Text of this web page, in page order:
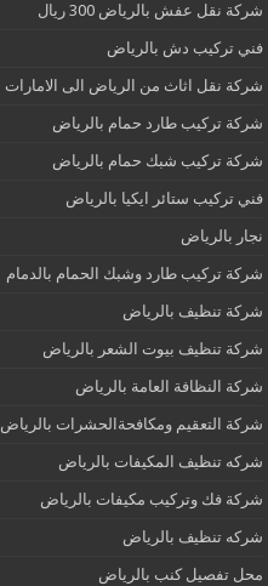
شركة نقل عفش بالرياض 300 ريال
فني تركيب دش بالرياض
شركة نقل اثاث من الرياض الى الامارات
شركة تركيب طارد حمام بالرياض
شركة تركيب شبك حمام بالرياض
فني تركيب ستائر ايكيا بالرياض
نجار بالرياض
شركة تركيب طارد وشبك الحمام بالدمام
شركة تنظيف بالرياض
شركة تنظيف بيوت الشعر بالرياض
شركة النظافة العامة بالرياض
شركة التعقيم ومكافحةالحشرات بالرياض
شركه تنظيف المكيفات بالرياض
شركة فك وتركيب مكيفات بالرياض
شركه تنظيف بالرياض
محل تفصيل كنب بالرياض